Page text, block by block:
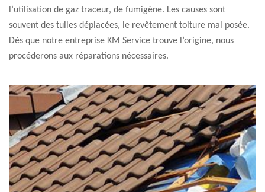
l’utilisation de gaz traceur, de fumigène. Les causes sont
souvent des tuiles déplacées, le revêtement toiture mal posée.
Dès que notre entreprise KM Service trouve l’origine, nous
procéderons aux réparations nécessaires.